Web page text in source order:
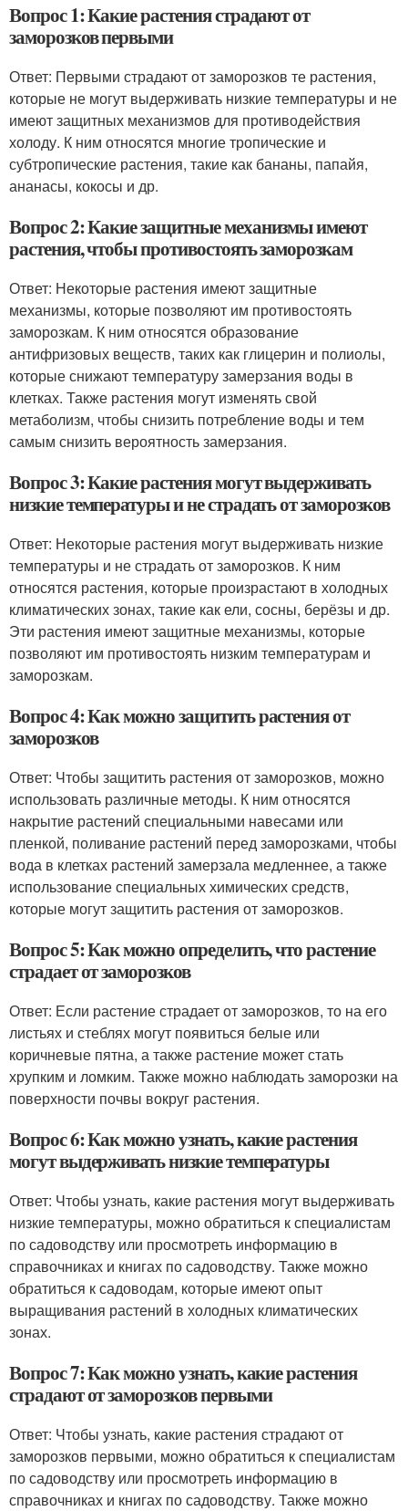
Вопрос 1: Какие растения страдают от
заморозков первыми
Ответ: Первыми страдают от заморозков те растения,
которые не могут выдерживать низкие температуры и не
имеют защитных механизмов для противодействия
холоду. К ним относятся многие тропические и
субтропические растения, такие как бананы, папайя,
ананасы, кокосы и др.
Вопрос 2: Какие защитные механизмы имеют
растения, чтобы противостоять заморозкам
Ответ: Некоторые растения имеют защитные
механизмы, которые позволяют им противостоять
заморозкам. К ним относятся образование
антифризовых веществ, таких как глицерин и полиолы,
которые снижают температуру замерзания воды в
клетках. Также растения могут изменять свой
метаболизм, чтобы снизить потребление воды и тем
самым снизить вероятность замерзания.
Вопрос 3: Какие растения могут выдерживать
низкие температуры и не страдать от заморозков
Ответ: Некоторые растения могут выдерживать низкие
температуры и не страдать от заморозков. К ним
относятся растения, которые произрастают в холодных
климатических зонах, такие как ели, сосны, берёзы и др.
Эти растения имеют защитные механизмы, которые
позволяют им противостоять низким температурам и
заморозкам.
Вопрос 4: Как можно защитить растения от
заморозков
Ответ: Чтобы защитить растения от заморозков, можно
использовать различные методы. К ним относятся
накрытие растений специальными навесами или
пленкой, поливание растений перед заморозками, чтобы
вода в клетках растений замерзала медленнее, а также
использование специальных химических средств,
которые могут защитить растения от заморозков.
Вопрос 5: Как можно определить, что растение
страдает от заморозков
Ответ: Если растение страдает от заморозков, то на его
листьях и стеблях могут появиться белые или
коричневые пятна, а также растение может стать
хрупким и ломким. Также можно наблюдать заморозки на
поверхности почвы вокруг растения.
Вопрос 6: Как можно узнать, какие растения
могут выдерживать низкие температуры
Ответ: Чтобы узнать, какие растения могут выдерживать
низкие температуры, можно обратиться к специалистам
по садоводству или просмотреть информацию в
справочниках и книгах по садоводству. Также можно
обратиться к садоводам, которые имеют опыт
выращивания растений в холодных климатических
зонах.
Вопрос 7: Как можно узнать, какие растения
страдают от заморозков первыми
Ответ: Чтобы узнать, какие растения страдают от
заморозков первыми, можно обратиться к специалистам
по садоводству или просмотреть информацию в
справочниках и книгах по садоводству. Также можно